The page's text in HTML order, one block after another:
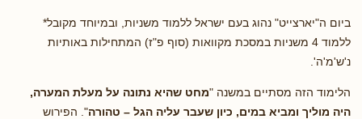
ביום ה"יארצייט" נהוג בעם ישראל ללמוד משניות, ובמיוחד מקובל*
ללמוד 4 משניות במסכת מקוואות (סוף פ"ז) המתחילות באותיות
נ'ש'מ'ה'.
הלימוד הזה מסתיים במשנה "מחט שהיא נתונה על מעלת המערה,
היה מוליך ומביא במים, כיון שעבר עליה הגל – טהורה". הפירוש